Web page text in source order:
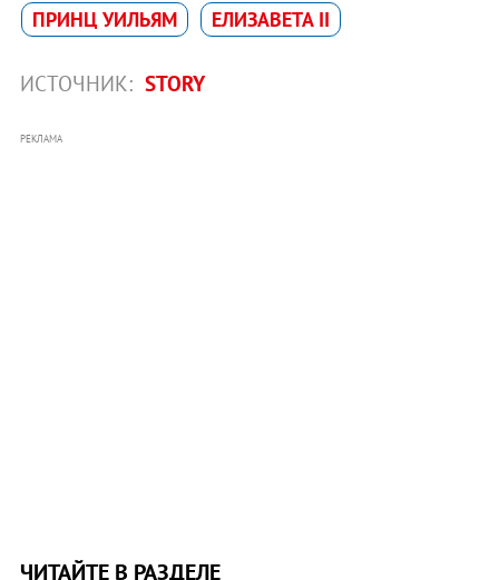
ПРИНЦ УИЛЬЯМ ЕЛИЗАВЕТА II
ИСТОЧНИК: STORY
РЕКЛАМА
ЧИТАЙТЕ В РАЗДЕЛЕ